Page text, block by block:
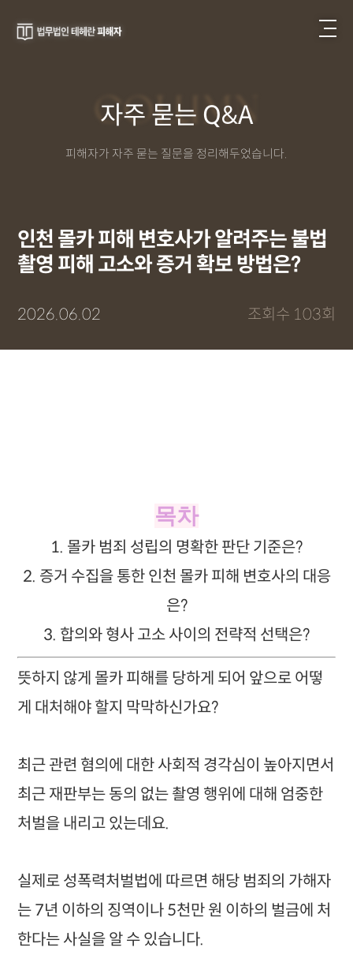
COLUMN
자주 묻는 Q&A
피해자가 자주 묻는 질문을 정리해두었습니다.
인천 몰카 피해 변호사가 알려주는 불법
촬영 피해 고소와 증거 확보 방법은?
2026.06.02 조회수 103회
목차
1. 몰카 범죄 성립의 명확한 판단 기준은?
2. 증거 수집을 통한 인천 몰카 피해 변호사의 대응
은?
3. 합의와 형사 고소 사이의 전략적 선택은?
뜻하지 않게 몰카 피해를 당하게 되어 앞으로 어떻
게 대처해야 할지 막막하신가요?
최근 관련 혐의에 대한 사회적 경각심이 높아지면서
최근 재판부는 동의 없는 촬영 행위에 대해 엄중한
처벌을 내리고 있는데요.
실제로 성폭력처벌법에 따르면 해당 범죄의 가해자
는 7년 이하의 징역이나 5천만 원 이하의 벌금에 처
한다는 사실을 알 수 있습니다.